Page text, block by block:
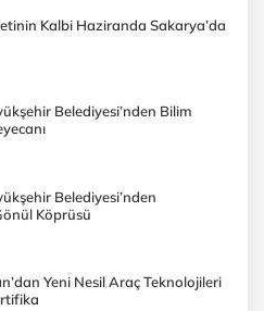
Kalbi Haziranda Sakarya’da
Belediyesi’nden Bilim
Belediyesi’nden
Köprüsü
Yeni Nesil Araç Teknolojileri